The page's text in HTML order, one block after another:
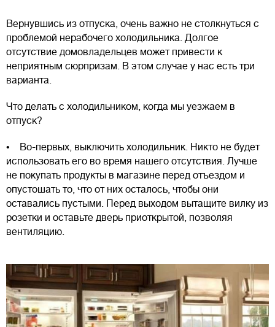
Вернувшись из отпуска, очень важно не столкнуться с
проблемой нерабочего холодильника. Долгое
отсутствие домовладельцев может привести к
неприятным сюрпризам. В этом случае у нас есть три
варианта.
Что делать с холодильником, когда мы уезжаем в
отпуск?
• Во-первых, выключить холодильник. Никто не будет
использовать его во время нашего отсутствия. Лучше
не покупать продукты в магазине перед отъездом и
опустошать то, что от них осталось, чтобы они
оставались пустыми. Перед выходом вытащите вилку из
розетки и оставьте дверь приоткрытой, позволяя
вентиляцию.